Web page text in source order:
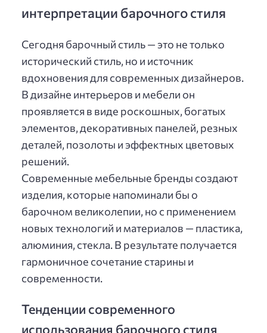
интерпретации барочного стиля
Сегодня барочный стиль — это не только
исторический стиль, но и источник
вдохновения для современных дизайнеров.
В дизайне интерьеров и мебели он
проявляется в виде роскошных, богатых
элементов, декоративных панелей, резных
деталей, позолоты и эффектных цветовых
решений.
Современные мебельные бренды создают
изделия, которые напоминали бы о
барочном великолепии, но с применением
новых технологий и материалов — пластика,
алюминия, стекла. В результате получается
гармоничное сочетание старины и
современности.
Тенденции современного
использования барочного стиля